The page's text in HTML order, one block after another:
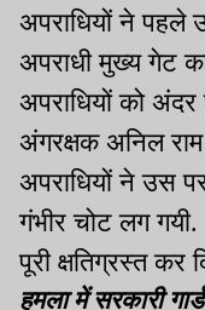
अपराधियों ने पहले
अपराधी मुख्य गेट
अपराधियों को
अंगरक्षक अनिल
अपराधियों ने उस
गंभीर चोट लग गयी.
पूरी क्षतिग्रस्त कर
हमला में सरकारी